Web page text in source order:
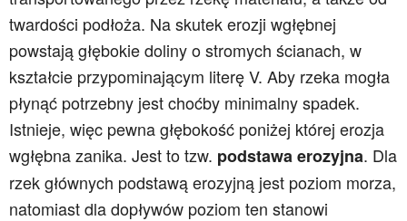
twardości podłoża. Na skutek erozji wgłębnej
powstają głębokie doliny o stromych ścianach, w
kształcie przypominającym literę V. Aby rzeka mogła
płynąć potrzebny jest choćby minimalny spadek.
Istnieje, więc pewna głębokość poniżej której erozja
wgłębna zanika. Jest to tzw. podstawa erozyjna. Dla
rzek głównych podstawą erozyjną jest poziom morza,
natomiast dla dopływów poziom ten stanowi